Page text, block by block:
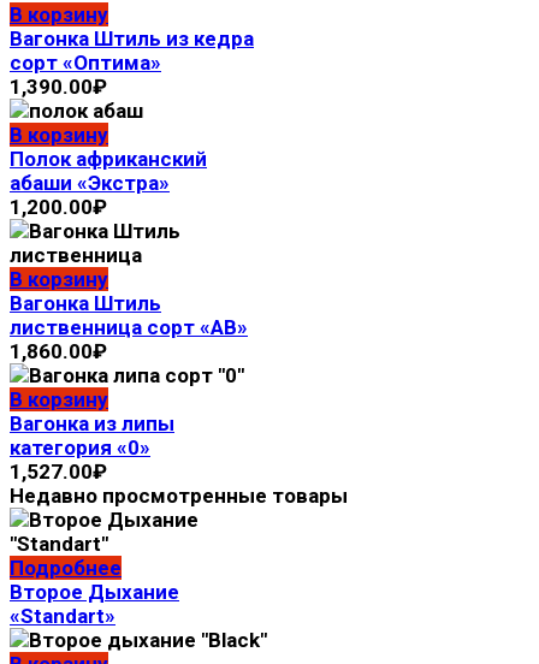
В корзину
Вагонка Штиль из кедра
сорт «Оптима»
1,390.00₽
В корзину
Полок африканский
абаши «Экстра»
1,200.00₽
В корзину
Вагонка Штиль
лиственница сорт «АВ»
1,860.00₽
В корзину
Вагонка из липы
категория «0»
1,527.00₽
Недавно просмотренные товары
Подробнее
Второе Дыхание
«Standart»